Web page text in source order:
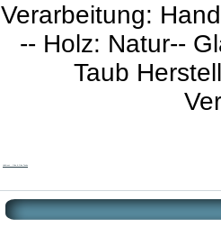
Verarbeitung:
-- Holz: Natur--
Taub
Holzkreuz - Olive & Glas-Taube